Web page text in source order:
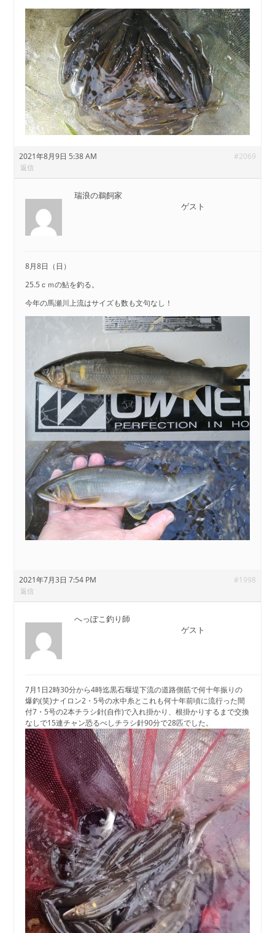
2021年8月9日 5:38 AM #2069
返信
瑞浪の鵜飼家
ゲスト
8月8日（日）
25.5ｃｍの鮎を釣る。
今年の馬瀬川上流はサイズも数も文句なし！
2021年7月3日 7:54 PM #1998
返信
へっぽこ釣り師
ゲスト
7月1日2時30分から4時迄黒石堰堤下流の道路側筋で何十年振りの
爆釣(笑)ナイロン2・5号の水中糸とこれも何十年前頃に流行った間
付7・5号の2本チラシ針(自作)で入れ掛かり、根掛かりするまで交換
なしで15連チャン恐るべしチラシ針90分で28匹でした。